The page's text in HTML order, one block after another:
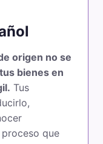
origen no se
bienes en
Tus
que